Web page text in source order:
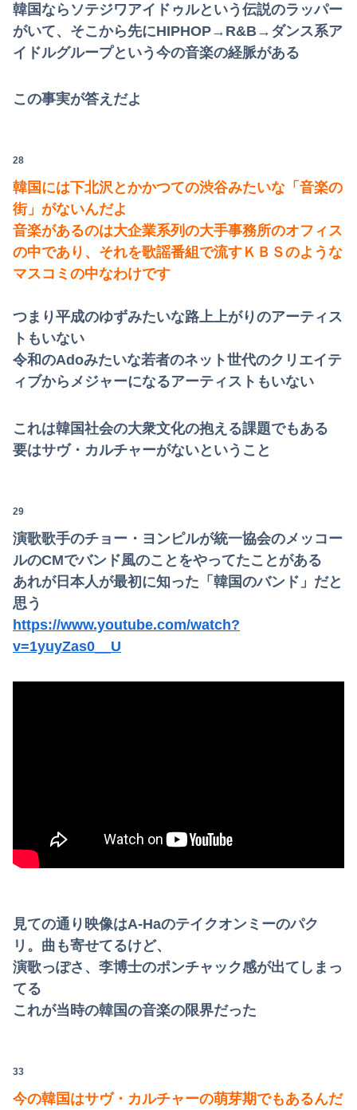
韓国ならソテジワアイドゥルという伝説のラッパー
がいて、そこから先にHIPHOP→R&B→ダンス系ア
イドルグループという今の音楽の経脈がある
この事実が答えだよ
28
韓国には下北沢とかかつての渋谷みたいな「音楽の
街」がないんだよ
音楽があるのは大企業系列の大手事務所のオフィス
の中であり、それを歌謡番組で流すＫＢＳのような
マスコミの中なわけです
つまり平成のゆずみたいな路上上がりのアーティス
トもいない
令和のAdoみたいな若者のネット世代のクリエイテ
ィブからメジャーになるアーティストもいない
これは韓国社会の大衆文化の抱える課題でもある
要はサヴ・カルチャーがないということ
29
演歌歌手のチョー・ヨンピルが統一協会のメッコー
ルのCMでバンド風のことをやってたことがある
あれが日本人が最初に知った「韓国のバンド」だと
思う
https://www.youtube.com/watch?
v=1yuyZas0__U
見ての通り映像はA-Haのテイクオンミーのパク
リ。曲も寄せてるけど、
演歌っぽさ、李博士のポンチャック感が出てしまっ
てる
これが当時の韓国の音楽の限界だった
33
今の韓国はサヴ・カルチャーの萌芽期でもあるんだ